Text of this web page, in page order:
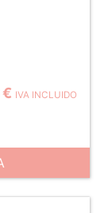
€ IVA INCLUIDO